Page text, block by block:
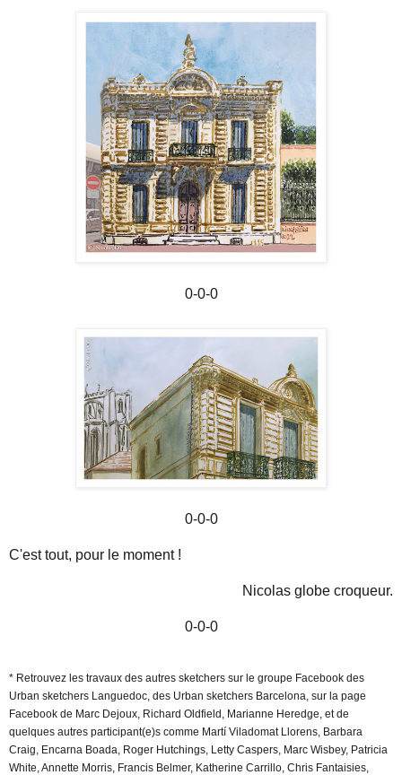
0-0-0
0-0-0
C'est tout, pour le moment !
Nicolas globe croqueur.
0-0-0
* Retrouvez les travaux des autres sketchers sur le groupe Facebook des
Urban sketchers Languedoc, des Urban sketchers Barcelona, sur la page
Facebook de Marc Dejoux, Richard Oldfield, Marianne Heredge, et de
quelques autres participant(e)s comme Martí Viladomat Llorens, Barbara
Craig, Encarna Boada, Roger Hutchings, Letty Caspers, Marc Wisbey, Patricia
White, Annette Morris, Francis Belmer, Katherine Carrillo, Chris Fantaisies,